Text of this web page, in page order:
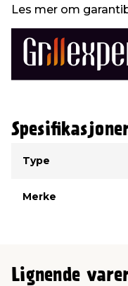
Les mer om
Type
Merke
Lignende